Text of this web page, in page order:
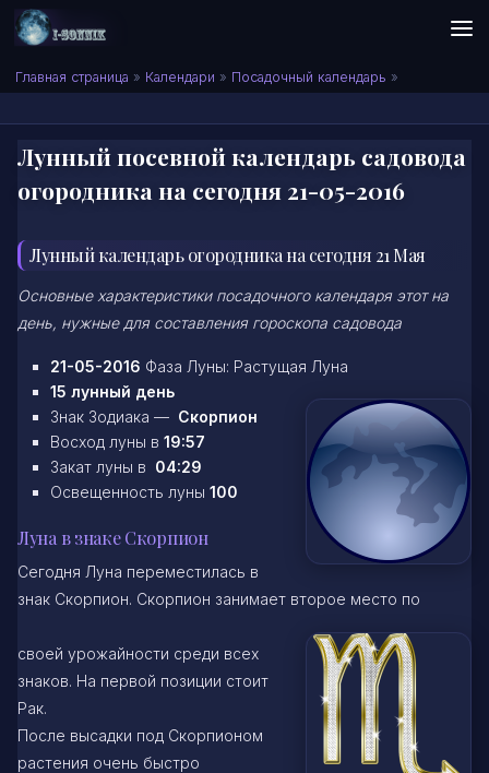
Skip to content
Сонник I-SONNIK.COM
Главная страница » Календари » Посадочный календарь »
Лунный посевной календарь садовода
огородника на сегодня 21-05-2016
Лунный календарь огородника на сегодня 21 Мая
Основные характеристики посадочного календаря этот на
день, нужные для составления гороскопа садовода
21-05-2016 Фаза Луны: Растущая Луна
15 лунный день
Знак Зодиака — Скорпион
Восход луны в 19:57
Закат луны в 04:29
Освещенность луны 100
Луна в знаке Скорпион
Сегодня Луна переместилась в
знак Скорпион. Скорпион занимает второе место по
своей урожайности среди всех
знаков. На первой позиции стоит
Рак.
После высадки под Скорпионом
растения очень быстро